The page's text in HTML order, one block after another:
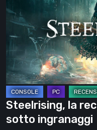
rivoluzione
sotto
ingranaggi
Steelrising, la
sotto ingranaggi